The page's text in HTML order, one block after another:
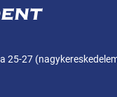
25-27